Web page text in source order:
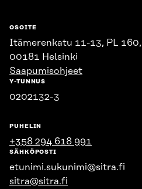
OSOITE
Itämerenkatu 11-13, PL 160,
00181 Helsinki
Saapumisohjeet
Y-TUNNUS
0202132-3
PUHELIN
+358 294 618 991
SÄHKÖPOSTI
etunimi.sukunimi@sitra.fi
sitra@sitra.fi